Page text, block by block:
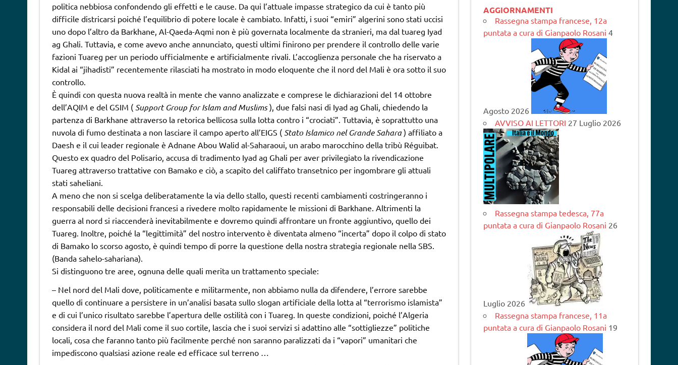
politica nebbiosa confondendo gli effetti e le cause. Da qui l’attuale impasse strategico da cui è tanto più
difficile districarsi poiché l’equilibrio di potere locale è cambiato. Infatti, i suoi “emiri” algerini sono stati uccisi
uno dopo l’altro da Barkhane, Al-Qaeda-Aqmi non è più governata localmente da stranieri, ma dal tuareg Iyad
ag Ghali. Tuttavia, e come avevo anche annunciato, questi ultimi finirono per prendere il controllo delle varie
fazioni Tuareg per un periodo ufficialmente e artificialmente rivali. L’accoglienza personale che ha riservato a
Kidal ai “jihadisti” recentemente rilasciati ha mostrato in modo eloquente che il nord del Mali è ora sotto il suo
controllo.
È quindi con questa nuova realtà in mente che vanno analizzate e comprese le dichiarazioni del 14 ottobre
dell’AQIM e del GSIM ( Support Group for Islam and Muslims), due falsi nasi di Iyad ag Ghali, chiedendo la
partenza di Barkhane attraverso la retorica bellicosa sulla lotta contro i “crociati”. Tuttavia, è soprattutto una
nuvola di fumo destinata a non lasciare il campo aperto all’EIGS ( Stato Islamico nel Grande Sahara) affiliato a
Daesh e il cui leader regionale è Adnane Abou Walid al-Saharaoui, un arabo marocchino della tribù Réguibat.
Questo ex quadro del Polisario, accusa di tradimento Iyad ag Ghali per aver privilegiato la rivendicazione
Tuareg attraverso trattative con Bamako e ciò, a scapito del califfato transetnico per ingombrare gli attuali
stati saheliani.
A meno che non si scelga deliberatamente la via dello stallo, questi recenti cambiamenti costringeranno i
responsabili delle decisioni francesi a rivedere molto rapidamente le missioni di Barkhane. Altrimenti la
guerra al nord si riaccenderà inevitabilmente e dovremo quindi affrontare un fronte aggiuntivo, quello dei
Tuareg. Inoltre, poiché la “legittimità” del nostro intervento è diventata almeno “incerta” dopo il colpo di stato
di Bamako lo scorso agosto, è quindi tempo di porre la questione della nostra strategia regionale nella SBS.
(Banda sahelo-sahariana).
Si distinguono tre aree, ognuna delle quali merita un trattamento speciale:
– Nel nord del Mali dove, politicamente e militarmente, non abbiamo nulla da difendere, l’errore sarebbe
quello di continuare a persistere in un’analisi basata sullo slogan artificiale della lotta al “terrorismo islamista”
e di cui l’unico risultato sarebbe l’apertura delle ostilità con i Tuareg. In queste condizioni, poiché l’Algeria
considera il nord del Mali come il suo cortile, lascia che i suoi servizi si adattino alle “sottigliezze” politiche
locali, cosa che faranno tanto più facilmente perché non saranno paralizzati da i “vapori” umanitari che
impediscono qualsiasi azione reale ed efficace sul terreno …
AGGIORNAMENTI
Rassegna stampa francese, 12a
puntata a cura di Gianpaolo Rosani 4
Agosto 2026
AVVISO AI LETTORI 27 Luglio 2026
Rassegna stampa tedesca, 77a
puntata a cura di Gianpaolo Rosani 26
Luglio 2026
Rassegna stampa francese, 11a
puntata a cura di Gianpaolo Rosani 19